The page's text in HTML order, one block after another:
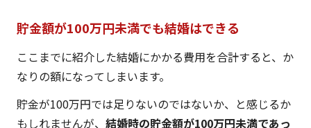
貯金額が100万円未満でも結婚はできる
ここまでに紹介した結婚にかかる費用を合計すると、か
なりの額になってしまいます。
貯金が100万円では足りないのではないか、と感じるか
もしれませんが、 結婚時の貯金額が100万円未満であっ